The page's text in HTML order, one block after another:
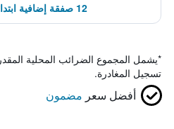
12 صفقة إضافية ابتداءً من 241 ﷼
*يشمل المجموع الضرائب المحلية
تسجيل المغادرة.
أفضل سعر مضمون